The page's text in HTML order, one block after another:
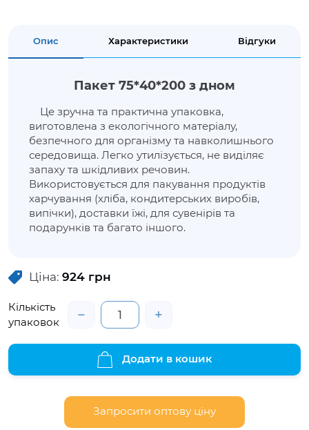
Опис Характеристики Відгуки
Пакет 75*40*200 з дном
Це зручна та практична упаковка,
виготовлена з екологічного матеріалу,
безпечного для організму та навколишнього
середовища. Легко утилізується, не виділяє
запаху та шкідливих речовин.
Використовується для пакування продуктів
харчування (хліба, кондитерських виробів,
випічки), доставки їжі, для сувенірів та
подарунків та багато іншого.
Ціна: 924 грн
Кількість
упаковок
− +
Додати в кошик
Запросити оптову ціну